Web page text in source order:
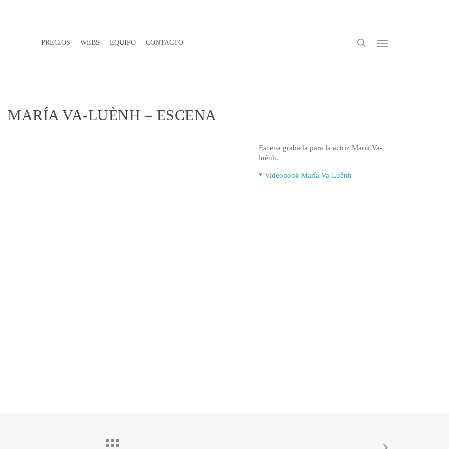
PRECIOS WEBS EQUIPO CONTACTO search
Menu
MARÍA VA-LUÈNH – ESCENA
Escena grabada para la actriz Maria Va-
luènh.
* Videobook María Va-Luènh